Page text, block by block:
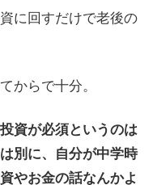
に回すだけで老後の
からで十分。
資が必須というのは
別に、自分が中学時
やお金の話なんかよ